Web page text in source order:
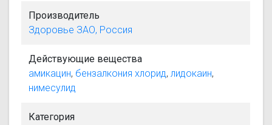
(послеоперационные нагноения ран, флегмона,
фистула, абсцесс). В комбустиологии применяют
ран, в дерматологической практике – для лечения
гнойно-воспалительных заболеваний кожи
(пиодермии).
Производитель
Здоровье ЗАО, Россия
Действующие вещества
амикацин, бензалкония хлорид,лидокаин,
нимесулид
Категория